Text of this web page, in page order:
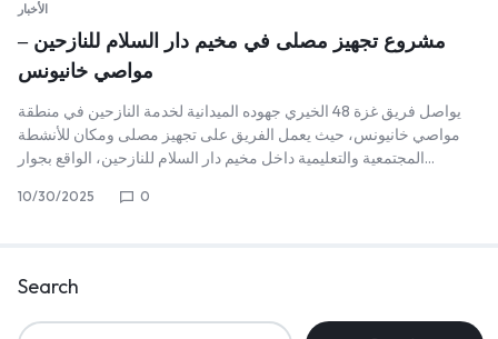
الأخبار
مشروع تجهيز مصلى في مخيم دار السلام للنازحين –
مواصي خانيونس
يواصل فريق غزة 48 الخيري جهوده الميدانية لخدمة النازحين في منطقة
مواصي خانيونس، حيث يعمل الفريق على تجهيز مصلى ومكان للأنشطة
المجتمعية والتعليمية داخل مخيم دار السلام للنازحين، الواقع بجوار…
10/30/2025 0
Search